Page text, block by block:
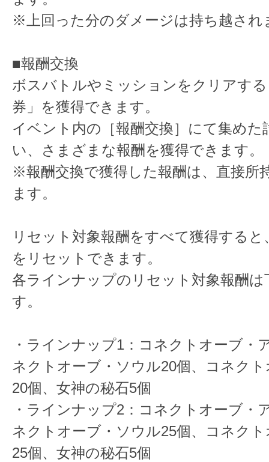
※上回った分のダメージは持ち越され
■報酬交換
ボスバトルやミッションをクリアす
券」を獲得できます。
イベント内の［報酬交換］にて集めた
い、さまざまな報酬を獲得できます。
※報酬交換で獲得した報酬は、直接所
ます。
リセット対象報酬をすべて獲得する
をリセットできます。
各ラインナップのリセット対象報酬
す。
・ラインナップ1：コネクトオーブ・
ネクトオーブ・ソウル20個、コネク
20個、女神の秘石5個
・ラインナップ2：コネクトオーブ・
ネクトオーブ・ソウル25個、コネク
25個、女神の秘石5個